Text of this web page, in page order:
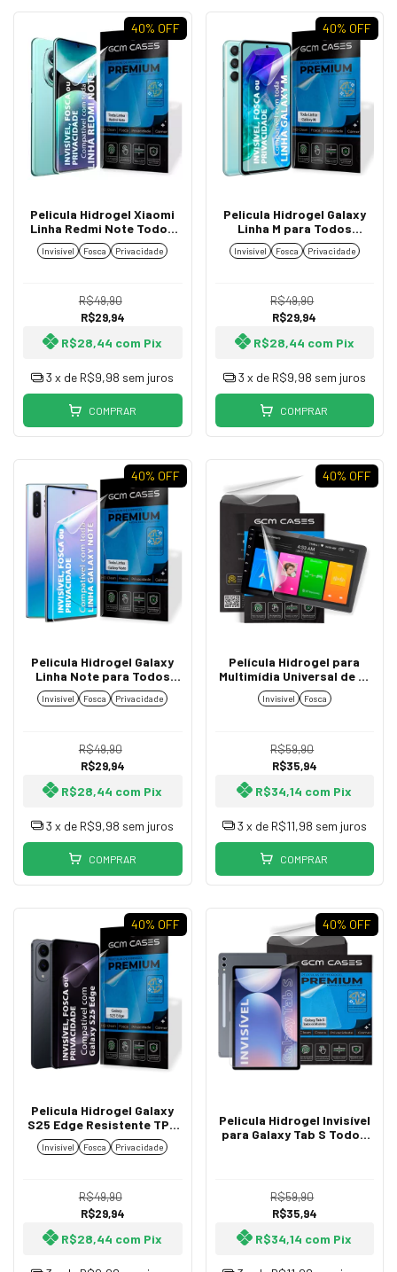
40% OFF
Pelicula Hidrogel Xiaomi
Linha Redmi Note Todos
Modelos TPU Flexível
Premium Invisível, Fosca
Invisível Fosca Privacidade
R$49,90
R$29,94
R$28,44 com Pix
3 x de R$9,98 sem juros
COMPRAR
40% OFF
Pelicula Hidrogel Galaxy
Linha M para Todos
Modelos TPU Premium
Invisível, Fosca ou
Invisível Fosca Privacidade
R$49,90
R$29,94
R$28,44 com Pix
3 x de R$9,98 sem juros
COMPRAR
40% OFF
Pelicula Hidrogel Galaxy
Linha Note para Todos
Modelos TPU Flexível
Premium Invisível, Fosca
Invisível Fosca Privacidade
R$49,90
R$29,94
R$28,44 com Pix
3 x de R$9,98 sem juros
COMPRAR
40% OFF
Película Hidrogel para
Multimídia Universal de 9"
Polegadas Flexível
Transparente Resistente
Invisível Fosca
R$59,90
R$35,94
R$34,14 com Pix
3 x de R$11,98 sem juros
COMPRAR
40% OFF
Pelicula Hidrogel Galaxy
S25 Edge Resistente TPU
Flexível Premium Invisível,
Fosca ou Privacidade
Invisível Fosca Privacidade
R$49,90
R$29,94
R$28,44 com Pix
40% OFF
Pelicula Hidrogel Invisível
para Galaxy Tab S Todos
R$59,90
R$35,94
R$34,14 com Pix